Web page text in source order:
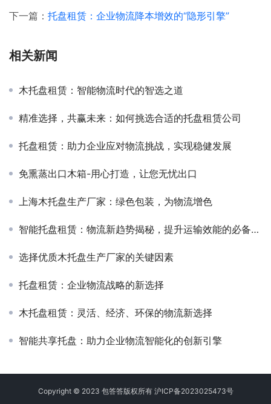
下一篇： 托盘租赁：企业物流降本增效的“隐形引擎”
相关新闻
木托盘租赁：智能物流时代的智选之道
精准选择，共赢未来：如何挑选合适的托盘租赁公司
托盘租赁：助力企业应对物流挑战，实现稳健发展
免熏蒸出口木箱-用心打造，让您无忧出口
上海木托盘生产厂家：绿色包装，为物流增色
智能托盘租赁：物流新趋势揭秘，提升运输效能的必备利器！
选择优质木托盘生产厂家的关键因素
托盘租赁：企业物流战略的新选择
木托盘租赁：灵活、经济、环保的物流新选择
智能共享托盘：助力企业物流智能化的创新引擎
Copyright © 2023 包答答版权所有 沪ICP备2023025473号